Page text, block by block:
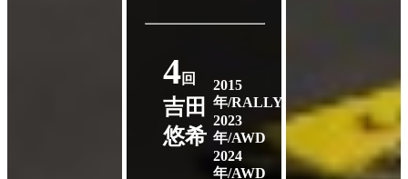
4回
吉田
悠希
2015
年/RALLY
2023
年/AWD
2024
年/AWD